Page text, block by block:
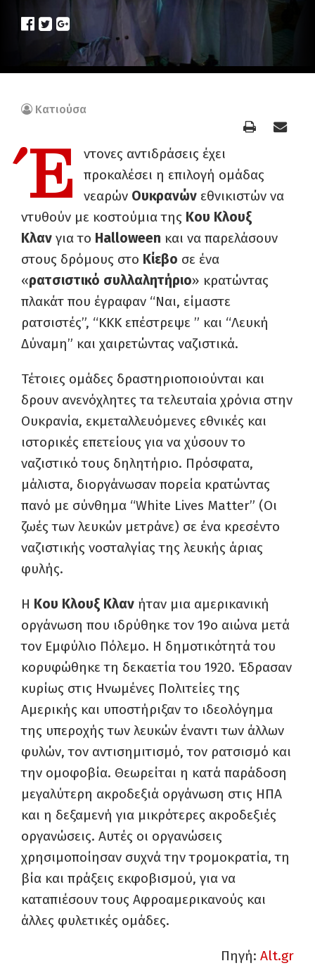
Κατιούσα
Έ
ντονες αντιδράσεις έχει
προκαλέσει η επιλογή ομάδας
νεαρών Ουκρανών εθνικιστών να
ντυθούν με κοστούμια της Κου Κλουξ
Κλαν για το Halloween και να παρελάσουν
στους δρόμους στο Κίεβο σε ένα
«ρατσιστικό συλλαλητήριο» κρατώντας
πλακάτ που έγραφαν “Ναι, είμαστε
ρατσιστές”, “KKK επέστρεψε ” και “Λευκή
Δύναμη” και χαιρετώντας ναζιστικά.
Τέτοιες ομάδες δραστηριοποιούνται και
δρουν ανενόχλητες τα τελευταία χρόνια στην
Ουκρανία, εκμεταλλευόμενες εθνικές και
ιστορικές επετείους για να χύσουν το
ναζιστικό τους δηλητήριο. Πρόσφατα,
μάλιστα, διοργάνωσαν πορεία κρατώντας
πανό με σύνθημα “White Lives Matter” (Οι
ζωές των λευκών μετράνε) σε ένα κρεσέντο
ναζιστικής νοσταλγίας της λευκής άριας
φυλής.
Η Κου Κλουξ Κλαν ήταν μια αμερικανική
οργάνωση που ιδρύθηκε τον 19ο αιώνα μετά
τον Εμφύλιο Πόλεμο. Η δημοτικότητά του
κορυφώθηκε τη δεκαετία του 1920. Έδρασαν
κυρίως στις Ηνωμένες Πολιτείες της
Αμερικής και υποστήριξαν το ιδεολόγημα
της υπεροχής των λευκών έναντι των άλλων
φυλών, τον αντισημιτισμό, τον ρατσισμό και
την ομοφοβία. Θεωρείται η κατά παράδοση
μεγαλύτερη ακροδεξιά οργάνωση στις ΗΠΑ
και η δεξαμενή για μικρότερες ακροδεξιές
οργανώσεις. Αυτές οι οργανώσεις
χρησιμοποίησαν συχνά την τρομοκρατία, τη
βία και πράξεις εκφοβισμού, για να
καταπιέσουν τους Αφροαμερικανούς και
άλλες φυλετικές ομάδες.
Πηγή: Alt.gr